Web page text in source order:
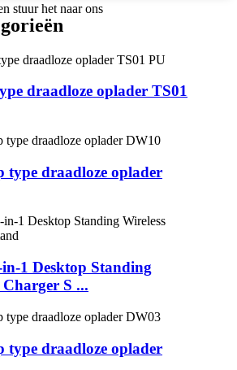
stuur het naar ons
draadloze oplader TS01
type draadloze oplader
1 Desktop Standing
Charger S ...
type draadloze oplader